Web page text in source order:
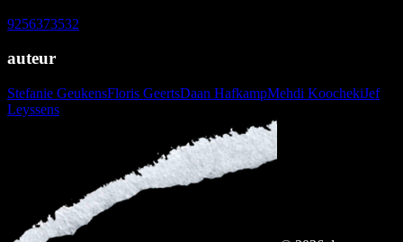
9256373532
auteur
Stefanie GeukensFloris GeertsDaan HafkampMehdi KoochekiJef
Leyssens